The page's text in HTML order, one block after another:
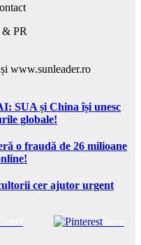
PR
și www.sunleader.ro
SUA și China își unesc
globale!
o fraudă de 26 milioane
cer ajutor urgent
Save